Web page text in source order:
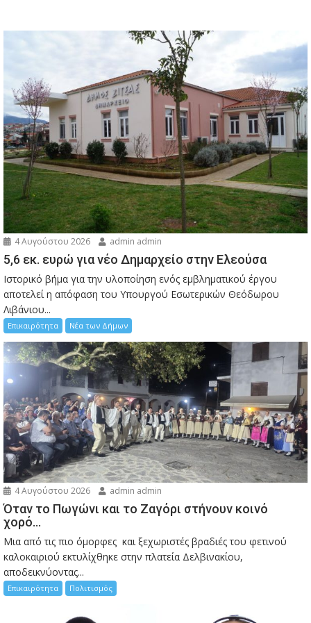
4 Αυγούστου 2026 admin admin
5,6 εκ. ευρώ για νέο Δημαρχείο στην Ελεούσα
Ιστορικό βήμα για την υλοποίηση ενός εμβληματικού έργου
αποτελεί η απόφαση του Υπουργού Εσωτερικών Θεόδωρου
Λιβάνιου...
Επικαιρότητα Νέα των Δήμων
4 Αυγούστου 2026 admin admin
Όταν το Πωγώνι και το Ζαγόρι στήνουν κοινό
χορό…
Μια από τις πιο όμορφες και ξεχωριστές βραδιές του φετινού
καλοκαιριού εκτυλίχθηκε στην πλατεία Δελβινακίου,
αποδεικνύοντας...
Επικαιρότητα Πολιτισμός